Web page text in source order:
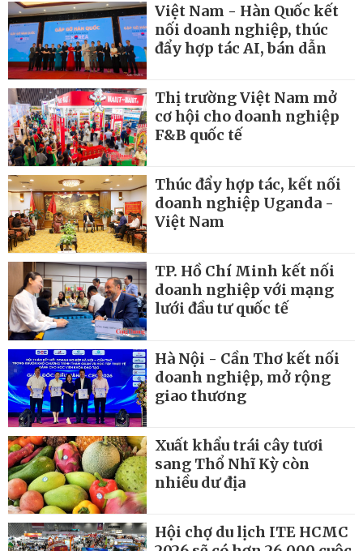
Việt Nam - Hàn Quốc kết
nối doanh nghiệp, thúc
đẩy hợp tác AI, bán dẫn
Thị trường Việt Nam mở
cơ hội cho doanh nghiệp
F&B quốc tế
Thúc đẩy hợp tác, kết nối
doanh nghiệp Uganda -
Việt Nam
TP. Hồ Chí Minh kết nối
doanh nghiệp với mạng
lưới đầu tư quốc tế
Hà Nội - Cần Thơ kết nối
doanh nghiệp, mở rộng
giao thương
Xuất khẩu trái cây tươi
sang Thổ Nhĩ Kỳ còn
nhiều dư địa
Hội chợ du lịch ITE HCMC